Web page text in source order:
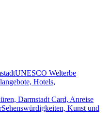
UNESCO Welterbe
Hotels,
Darmstadt Card, Anreise
Sehenswürdigkeiten, Kunst und